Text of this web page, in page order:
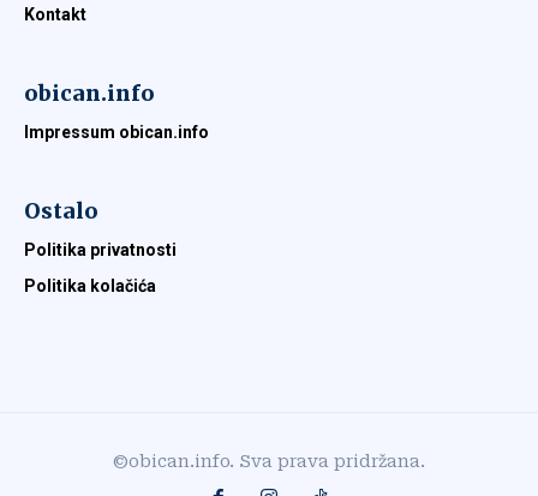
Kontakt
obican.info
Impressum obican.info
Ostalo
Politika privatnosti
Politika kolačića
©obican.info. Sva prava pridržana.